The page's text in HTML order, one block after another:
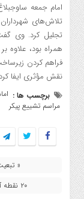
امام جمعه
تلاش‌های
تجلیل کرد. وی
همراه بود، علاوه
فراهم کردن
نقش مؤثری ایفا
برچسب ها :
مراسم تشییع پیکر
«
۲۰ نقطه آب‌رسانی برای بدرقه «رهبر شهید» فعال شد »